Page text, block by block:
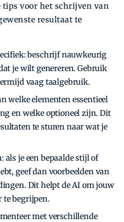
tips voor het schrijven van
resultaat te
beschrijf nauwkeurig
je wilt genereren. Gebruik
vaag taalgebruik.
welke elementen essentieel
en welke optioneel zijn. Dit
te sturen naar wat je
als je een bepaalde stijl of
geef dan voorbeelden van
Dit helpt de AI om jouw
te begrijpen.
met verschillende